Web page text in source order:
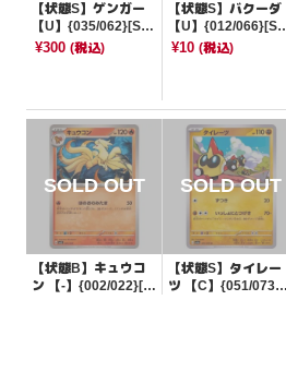
【状態S】ゲンガー
【U】{035/062}[SV
3a]
¥300 (税込)
【状態S】バクーダ
【U】{012/066}[SV
4K]
¥10(税込)
【状態B】キュウコ
ン 【-】{002/022}[S
【状態S】タイレー
ツ 【C】{051/073}